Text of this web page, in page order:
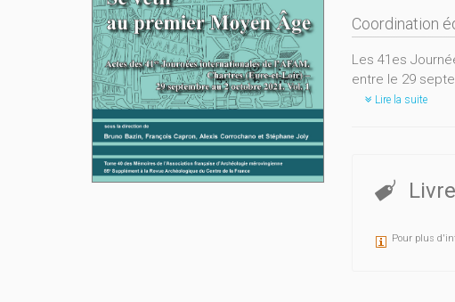
Coordination
Les 41es
entre le 29
Lire la suite
Pour plus